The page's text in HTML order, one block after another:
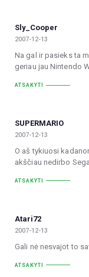
Sly_Cooper
2007-12-13
Na gal ir pasieks ta
geriau jau Nintendo
ATSAKYTI
SUPERMARIO
2007-12-13
O aš tykiuosi
akščiau nedirbo
ATSAKYTI
Atari72
2007-12-13
Gali nė nesvajot to
ATSAKYTI